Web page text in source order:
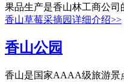
果品生产是香山林工商公
香山草莓采摘园详细介绍>>
香山公园
香山是国家AAAA级旅游景